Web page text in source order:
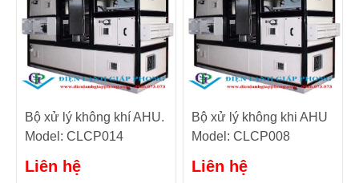
Bộ xử lý không khí AHU.
Model: CLCP014
Liên hệ
Bộ xử lý không khi AHU
Model: CLCP008
Liên hệ